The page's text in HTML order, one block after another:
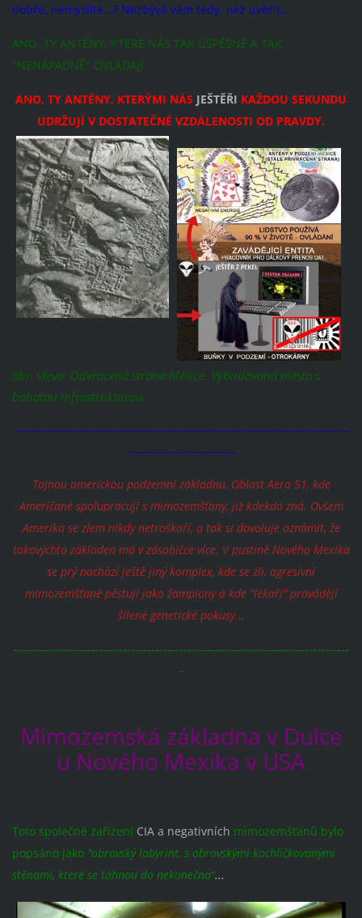
dobře, nemyslíte...? Nezbývá vám tedy, než uvěřit...
ANO, TY ANTÉNY, KTERÉ NÁS TAK ÚSPĚŠNĚ A TAK
"NENÁPADNĚ" OVLÁDAJÍ.
ANO, TY ANTÉNY, KTERÝMI NÁS JEŠTĚŘI KAŽDOU SEKUNDU
UDRŽUJÍ V DOSTATEČNÉ VZDÁLENOSTI OD PRAVDY.
obr. vlevo: Odvrácená strana Měsíce. Vybudovaná města s
bohatou infrastrukturou.
-----------------------------------------------------------------------------------
---------------------------
Tajnou americkou podzemní základnu, Oblast Aera 51, kde
Američané spolupracují s mimozemšťany, již kdekdo zná. Ovšem
Amerika se zlem nikdy netroškaří, a tak si dovoluje oznámit, že
takovýchto základen má v zásobičce více. V pustině Nového Mexika
se prý nachází ještě jiný komplex, kde se zlí, agresivní
mimozemšťané pěstují jako žampiony a kde "lékaři" provádějí
šílené genetické pokusy...
-----------------------------------------------------------------------------------
-
Mimozemská základna v Dulce
u Nového Mexika v USA
Toto společně zařízení CIA a negativních mimozemšťanů bylo
popsáno jako "obrovský labyrint, s obrovskými kachličkovanými
stěnami, které se táhnou do nekonečna“...